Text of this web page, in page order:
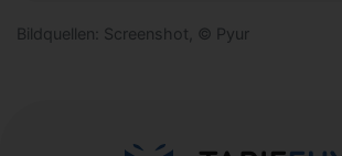
Bildquellen: Screenshot, © Pyur